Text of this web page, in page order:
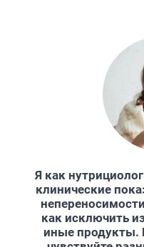
Я как
клинические
как исключить
иные продукты.